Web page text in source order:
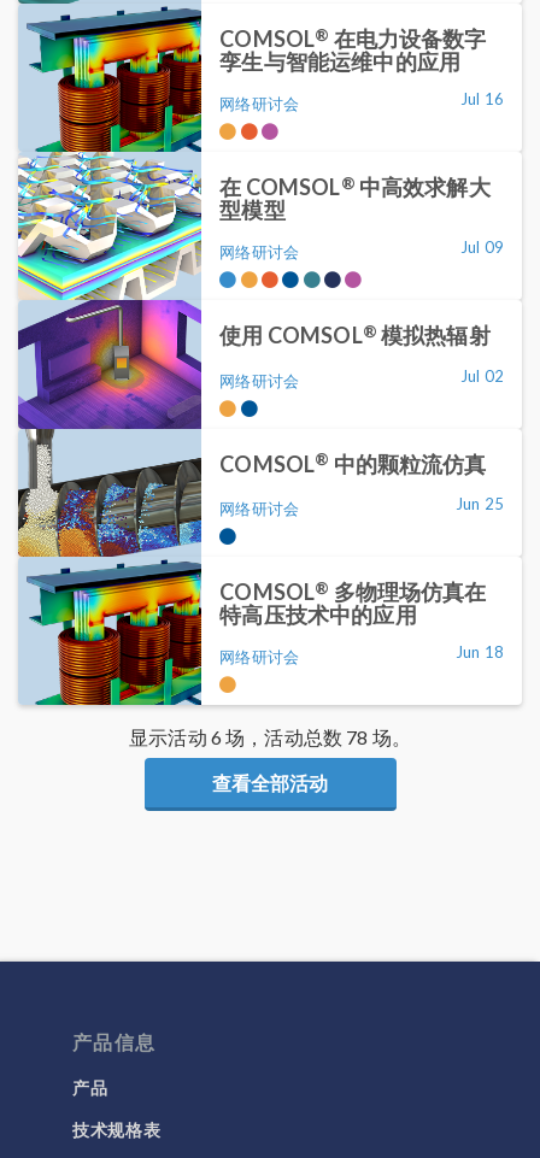
COMSOL® 在电力设备数字
孪生与智能运维中的应用
网络研讨会 Jul 16
在 COMSOL® 中高效求解大
型模型
网络研讨会 Jul 09
使用 COMSOL® 模拟热辐射
网络研讨会 Jul 02
COMSOL® 中的颗粒流仿真
网络研讨会 Jun 25
COMSOL® 多物理场仿真在
特高压技术中的应用
网络研讨会 Jun 18
显示活动 6 场，活动总数 78 场。
查看全部活动
产品信息
产品
技术规格表